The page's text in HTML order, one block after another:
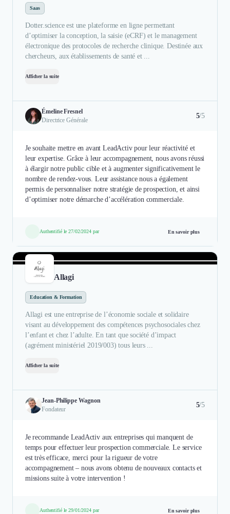
Saas
Dotter.science est une plateforme en ligne permettant
d’optimiser la conception, la saisie (eCRF) et le management
électronique des protocoles de recherche clinique. Destinée aux
chercheurs, aux établissements de santé et ...
Afficher la suite
Émeline Fresnel
Directrice Générale
5/5
Je souhaite mettre en avant LeadActiv pour leur réactivité et
leur expertise. Grâce à leur accompagnement, nous avons réussi
à élargir notre public cible et à augmenter significativement le
nombre de rendez-vous. Leur assistance nous a également
permis de personnaliser notre stratégie de prospection, et ainsi
d’optimiser notre démarche d’accélération commerciale.
Authentifié le 27/02/2024 par En savoir plus
Allagi
Education & Formation
Allagi est une entreprise de l’économie sociale et solidaire
visant au développement des compétences psychosociales chez
l’enfant et chez l’adulte. En tant que société d’impact
(agrément ministériel 2019/003) tous leurs ...
Afficher la suite
Jean-Philippe Wagnon
Fondateur
5/5
Je recommande LeadActiv aux entreprises qui manquent de
temps pour effectuer leur prospection commerciale. Le service
est très efficace, merci pour la rigueur de votre
accompagnement – nous avons obtenu de nouveaux contacts et
missions suite à votre intervention !
Authentifié le 29/01/2024 par En savoir plus